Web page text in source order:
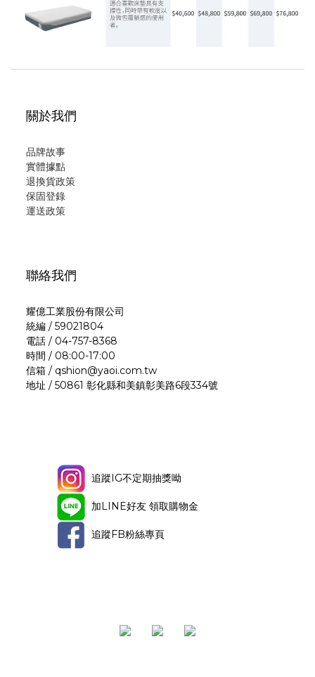
關於我們
品牌故事
實體據點
退換貨政策
保固登錄
運送政策
聯絡我們
耀億工業股份有限公司
統編 / 59021804
電話 / 04-757-8368
時間 / 08:00-17:00
信箱 / qshion@yaoi.com.tw
地址 / 50861 彰化縣和美鎮彰美路6段334號
追蹤IG不定期抽獎呦
加LINE好友 領取購物金
追蹤FB粉絲專頁